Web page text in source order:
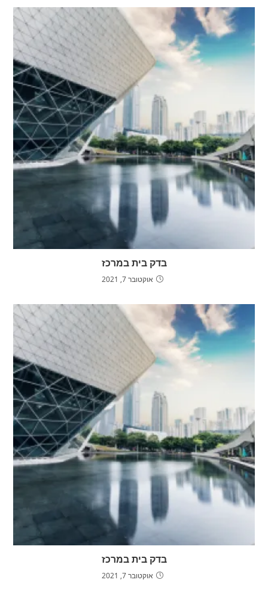
בדק בית במרכז
אוקטובר 7, 2021
בדק בית במרכז
אוקטובר 7, 2021